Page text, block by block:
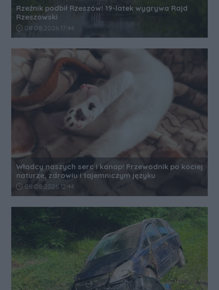
Rzeźnik podbił Rzeszów! 19-latek wygrywa Rajd
Rzeszowski
Data dodania artykułu:
08.08.2026 17:44
Władcy naszych serc i kanap! Przewodnik po kociej
naturze, zdrowiu i tajemniczym języku
Data dodania artykułu:
08.08.2026 12:44